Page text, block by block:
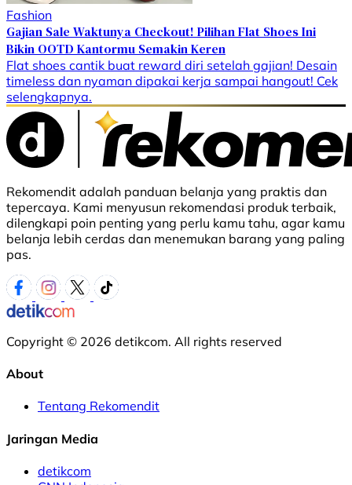
Fashion
Gajian Sale Waktunya Checkout! Pilihan Flat Shoes Ini
Bikin OOTD Kantormu Semakin Keren
Flat shoes cantik buat reward diri setelah gajian! Desain
timeless dan nyaman dipakai kerja sampai hangout! Cek
selengkapnya.
Rekomendit adalah panduan belanja yang praktis dan
tepercaya. Kami menyusun rekomendasi produk terbaik,
dilengkapi poin penting yang perlu kamu tahu, agar kamu
belanja lebih cerdas dan menemukan barang yang paling
pas.
Copyright © 2026 detikcom. All rights reserved
About
Tentang Rekomendit
Jaringan Media
detikcom